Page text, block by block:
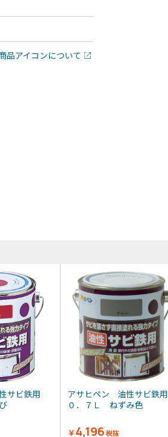
品アイコンについて
サビ鉄用
アサヒペン 油性サビ鉄用
０．７Ｌ ねずみ色
￥4,196 税抜